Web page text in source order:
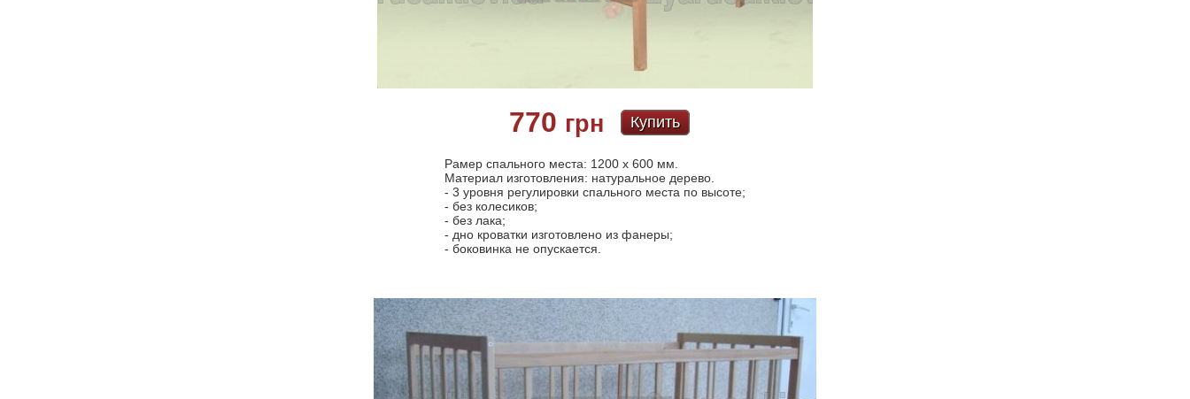
770 грн Купить
Рамер спального места: 1200 х 600 мм.
Материал изготовления: натуральное дерево.
- 3 уровня регулировки спального места по высоте;
- без колесиков;
- без лака;
- дно кроватки изготовлено из фанеры;
- боковинка не опускается.